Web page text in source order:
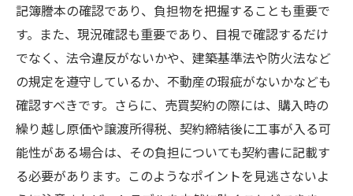
記簿謄本の確認であり、負担物を把握することも重要で
す。また、現況確認も重要であり、目視で確認するだけ
でなく、法令違反がないかや、建築基準法や防火法など
の規定を遵守しているか、不動産の瑕疵がないかなども
確認すべきです。さらに、売買契約の際には、購入時の
繰り越し原価や譲渡所得税、契約締結後に工事が入る可
能性がある場合は、その負担についても契約書に記載す
る必要があります。このようなポイントを見逃さないよ